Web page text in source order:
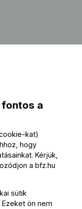
130
fontos a
kat)
hogy
Kérjük,
a bfz.hu
sütik
ön nem